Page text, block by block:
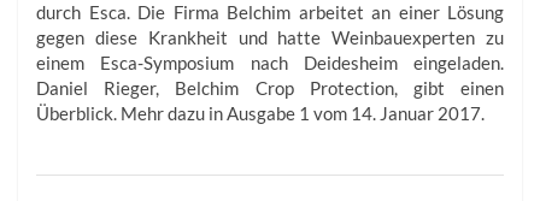
durch Esca. Die Firma Belchim arbeitet an einer Lösung
gegen diese Krankheit und hatte Weinbauexperten zu
einem Esca-Symposium nach Deidesheim eingeladen.
Daniel Rieger, Belchim Crop Protection, gibt einen
Überblick. Mehr dazu in Ausgabe 1 vom 14. Januar 2017.